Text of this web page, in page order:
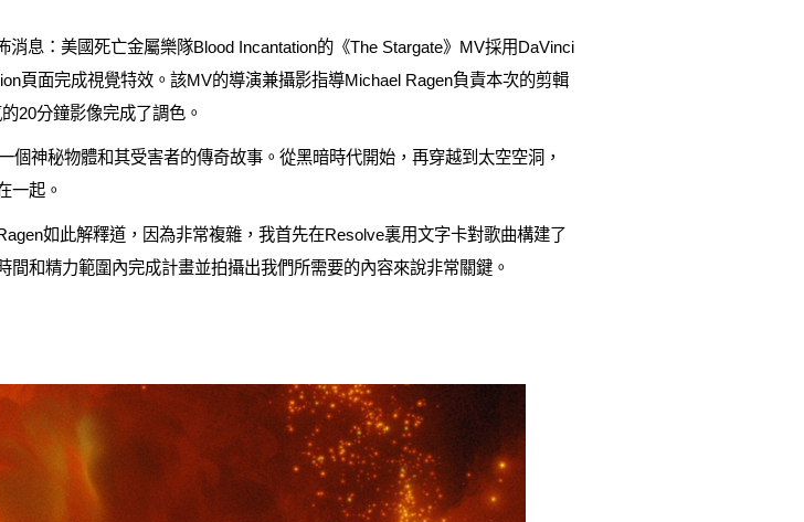
息：美國死亡金屬樂隊Blood Incantation的《The Stargate》MV採用DaVinci
頁面完成視覺特效。該MV的導演兼攝影指導Michael Ragen負責本次的剪輯
20分鐘影像完成了調色。
神秘物體和其受害者的傳奇故事。從黑暗時代開始，再穿越到太空空洞，
一起。
如此解釋道，因為非常複雜，我首先在Resolve裏用文字卡對歌曲構建了
和精力範圍內完成計畫並拍攝出我們所需要的內容來說非常關鍵。